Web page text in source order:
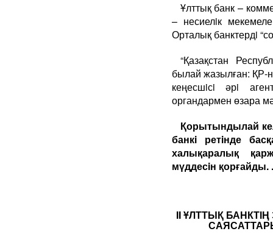
Ұлттық банк –
– несиелiк
Орталық банктердi
“Қазақстан
былай жазылған: ҚР-
кеңесшiсi әрi
органдармен өзара
Қорытындылай
банкi ретiнде
халықаралық
мүддесiн қорғайды.
II ҰЛТТЫҚ